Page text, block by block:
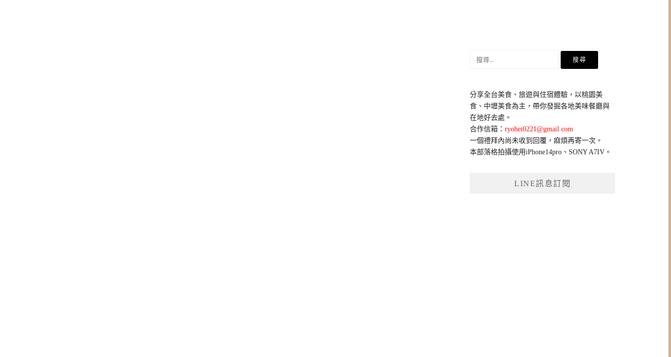
鍵
字:
分享全台美食、旅遊與住宿體驗，以桃園美
食、中壢美食為主，帶你發掘各地美味餐廳與
在地好去處。
合作信箱：ryohei0221@gmail.com
一個禮拜內尚未收到回覆，麻煩再寄一次。
本部落格拍攝使用iPhone14pro、SONY A7IV。
LINE訊息訂閱